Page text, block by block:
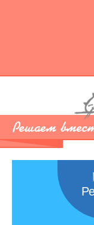
Решаем